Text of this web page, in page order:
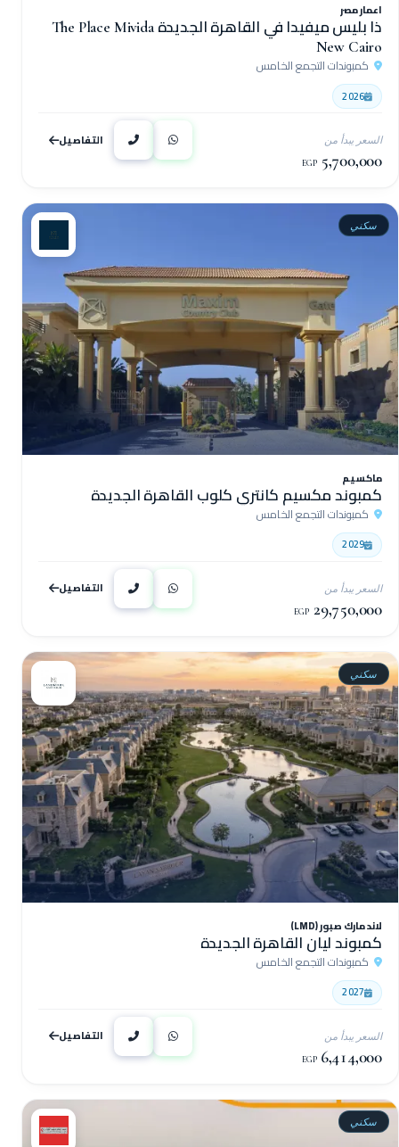
اعمار مصر
ذا بليس ميفيدا في القاهرة الجديدة The Place Mivida
New Cairo
كمبوندات التجمع الخامس
2026
السعر يبدأ من
5,700,000
EGP
التفاصيل
سكني
ماكسيم
كمبوند مكسيم كانتري كلوب القاهرة الجديدة
كمبوندات التجمع الخامس
2029
السعر يبدأ من
29,750,000
EGP
التفاصيل
سكني
لاند مارك صبور (LMD)
كمبوند ليان القاهرة الجديدة
كمبوندات التجمع الخامس
2027
السعر يبدأ من
6,414,000
EGP
التفاصيل
سكني